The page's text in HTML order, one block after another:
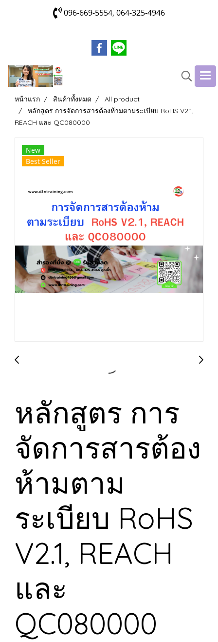
096-669-5554, 064-325-4946
หน้าแรก สินค้าทั้งหมด
All product
หลักสูตร การจัดการสารต้องห้ามตามระเบียบ RoHS V2.1,
REACH และ QC080000
New
Best Seller
หลักสูตร การ
จัดการสารต้อง
ห้ามตาม
ระเบียบ RoHS
V2.1, REACH
และ
QC080000